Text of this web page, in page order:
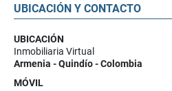
UBICACIÓN Y CONTACTO
UBICACIÓN
Inmobiliaria Virtual
Armenia - Quindío - Colombia
MÓVIL